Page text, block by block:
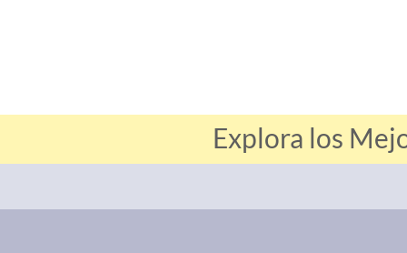
Explora los